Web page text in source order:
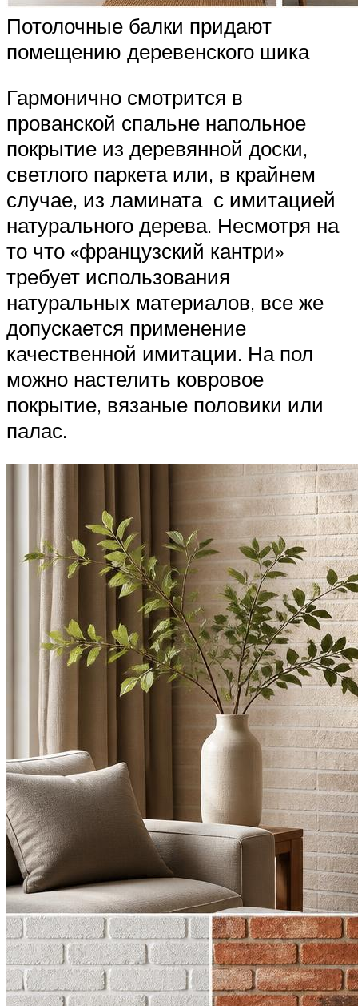
Потолочные балки придают
помещению деревенского шика
Гармонично смотрится в
прованской спальне напольное
покрытие из деревянной доски,
светлого паркета или, в крайнем
случае, из ламината с имитацией
натурального дерева. Несмотря на
то что «французский кантри»
требует использования
натуральных материалов, все же
допускается применение
качественной имитации. На пол
можно настелить ковровое
покрытие, вязаные половики или
палас.